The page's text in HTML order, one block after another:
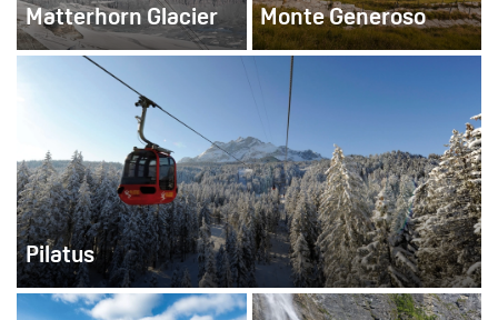
Matterhorn Glacier Monte Generoso
Pilatus